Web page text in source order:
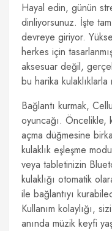
Hayal edin, günün
dinliyorsunuz. İşte
devreye giriyor.
herkes için
aksesuar değil,
bu harika kulaklıklarla
Bağlantı kurmak,
oyuncağı. Öncelikle,
açma düğmesine
kulaklık eşleşme
veya tabletinizin
kulaklığı otomatik
ile bağlantıyı
Kullanım kolaylığı,
anında müzik keyfi